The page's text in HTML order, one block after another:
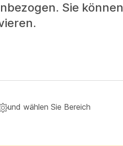
Sie können
und wählen Sie Bereich